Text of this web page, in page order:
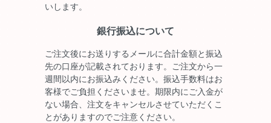
いします。
銀行振込について
ご注文後にお送りするメールに合計金額と振込
先の口座が記載されております。ご注文から一
週間以内にお振込みください。振込手数料はお
客様でご負担くださいませ。期限内にご入金が
ない場合、注文をキャンセルさせていただくこ
とがありますのでご注意ください。